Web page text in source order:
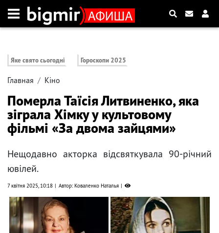
Яке свято сьогодні Гороскопи 2025
Главная Кіно
Померла Таїсія Литвиненко, яка
зіграла Хімку у культовому
фільмі «За двома зайцями»
Нещодавно акторка відсвяткувала 90-річний
ювілей.
7 квітня 2025, 10:18 Автор: Коваленко Наталья